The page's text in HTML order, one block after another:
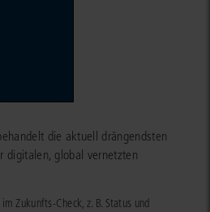
die aktuell drängendsten
digitalen, global vernetzten
Zukunfts-Check, z. B. Status und